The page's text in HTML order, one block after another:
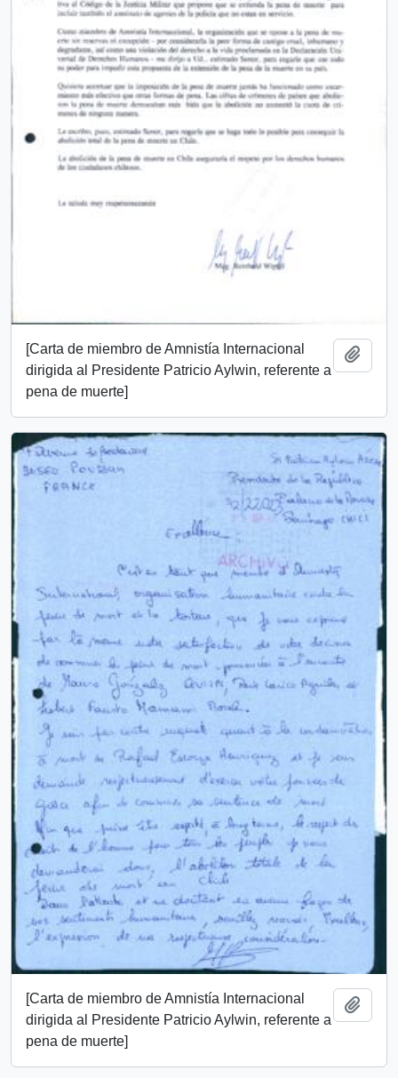
[Carta de miembro de Amnistía Internacional
dirigida al Presidente Patricio Aylwin, referente a
pena de muerte]
[Carta de miembro de Amnistía Internacional
dirigida al Presidente Patricio Aylwin, referente a
pena de muerte]